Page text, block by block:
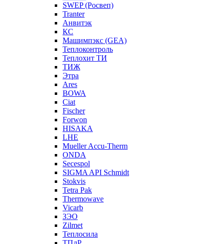
SWEP (Росвеп)
Tranter
Анвитэк
КС
Машимпэкс (GEA)
Теплоконтроль
Теплохит ТИ
ТИЖ
Этра
Ares
BOWA
Ciat
Fischer
Forwon
HISAKA
LHE
Mueller Accu-Therm
ONDA
Secespol
SIGMA API Schmidt
Stokvis
Tetra Pak
Thermowave
Vicarb
ЗЭО
Zilmet
Теплосила